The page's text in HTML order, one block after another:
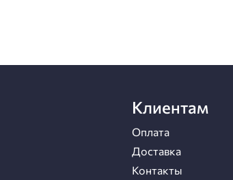
Клиентам
Оплата
Доставка
Контакты